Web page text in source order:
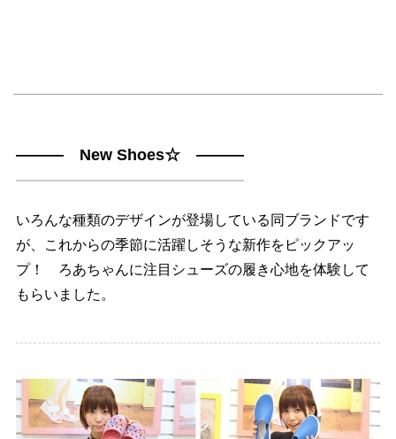
――― New Shoes☆ ―――
いろんな種類のデザインが登場している同ブランドです
が、これからの季節に活躍しそうな新作をピックアッ
プ！ ろあちゃんに注目シューズの履き心地を体験して
もらいました。